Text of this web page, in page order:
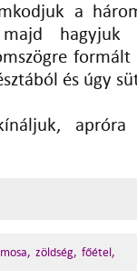
a
hagyjuk
és úgy
apróra
zöldség, főétel,